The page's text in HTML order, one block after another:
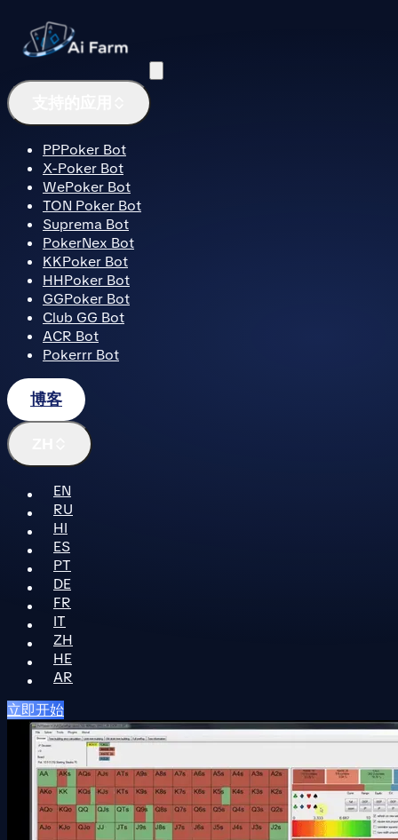
PPPoker Bot
X-Poker Bot
WePoker Bot
TON Poker Bot
Suprema Bot
PokerNex Bot
KKPoker Bot
HHPoker Bot
GGPoker Bot
Club GG Bot
ACR Bot
Pokerrr Bot
博客
EN
RU
HI
ES
PT
DE
FR
IT
ZH
HE
AR
立即开始